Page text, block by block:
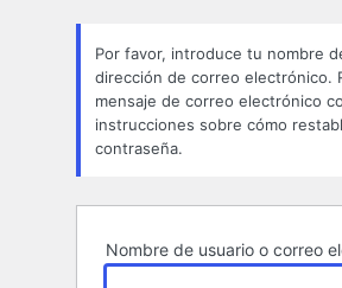
Por favor, introduce tu nombre
dirección de correo electrónico.
mensaje de correo electrónico
instrucciones sobre cómo
contraseña.
Nombre de usuario o correo